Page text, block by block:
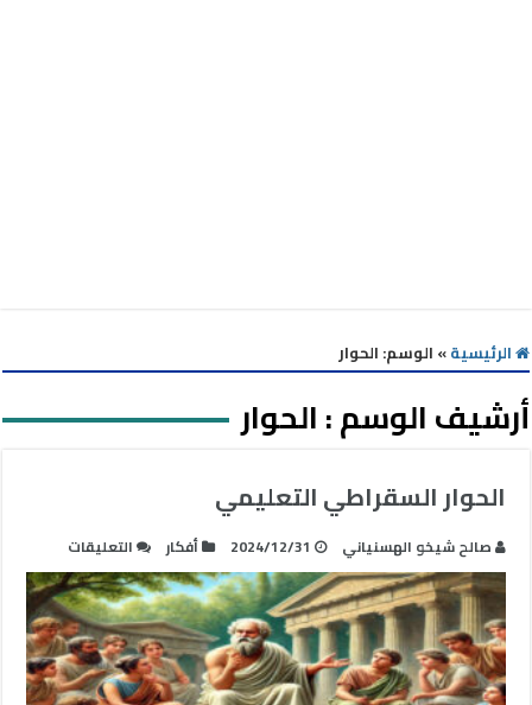
الرئيسية» الوسم: الحوار
أرشيف الوسم :الحوار
الحوار السقراطي التعليمي
صالح شيخو الهسنياني 2024/12/31 أفكار التعليقات
الحوار
السقراطي
التعليمي
مغلقة